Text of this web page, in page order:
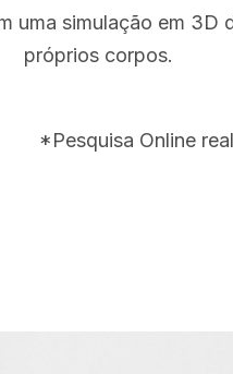
uma simulação em 3D
próprios corpos.
*Pesquisa Online